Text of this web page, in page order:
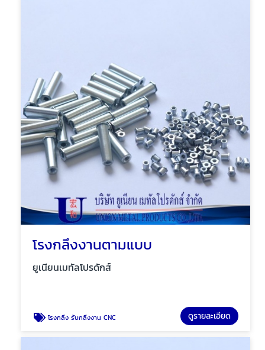
โรงกลึงงานตามแบบ
ยูเนียนเมทัลโปรดักส์
โรงกลึง รับกลึงงาน CNC ดูรายละเอียด